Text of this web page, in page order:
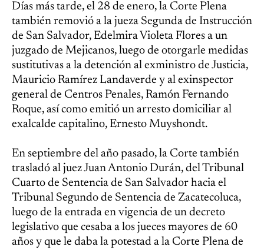
Días más tarde, el 28 de enero, la Corte Plena
también removió a la jueza Segunda de Instrucción
de San Salvador, Edelmira Violeta Flores a un
juzgado de Mejicanos, luego de otorgarle medidas
sustitutivas a la detención al exministro de Justicia,
Mauricio Ramírez Landaverde y al exinspector
general de Centros Penales, Ramón Fernando
Roque, así como emitió un arresto domiciliar al
exalcalde capitalino, Ernesto Muyshondt.
En septiembre del año pasado, la Corte también
trasladó al juez Juan Antonio Durán, del Tribunal
Cuarto de Sentencia de San Salvador hacia el
Tribunal Segundo de Sentencia de Zacatecoluca,
luego de la entrada en vigencia de un decreto
legislativo que cesaba a los jueces mayores de 60
años y que le daba la potestad a la Corte Plena de